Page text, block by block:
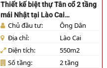
Thiết kế biệt thự Tân cổ 2 tầng
mái Nhật tại Lào Cai
[HL080126]
Chủ đầu tư:
Ông Dân
Địa chỉ:
Lào Cai
Diện tích:
550m2
Số tầng:
2 tầng